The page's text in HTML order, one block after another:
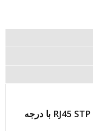
کابل اتصال صنعتی RJ45 STP با درجه